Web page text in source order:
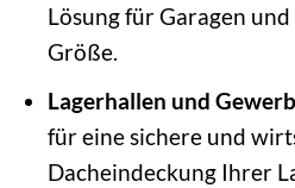
Lösung für Garagen
Größe.
Lagerhallen und
für eine sichere und
Dacheindeckung Ihrer